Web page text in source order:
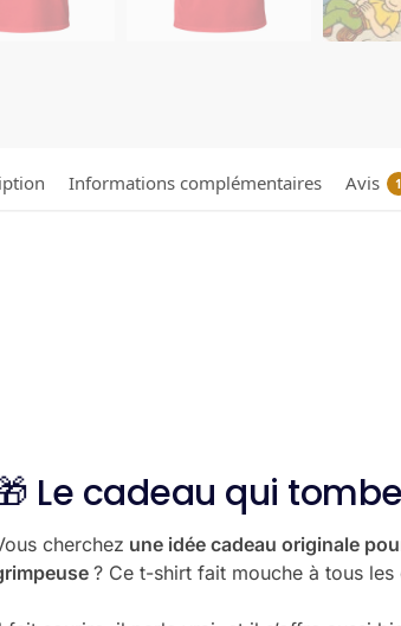
Informations complémentaires Avis 1
Le cadeau qui
cherchez une idée cadeau originale
? Ce t-shirt fait mouche à tous